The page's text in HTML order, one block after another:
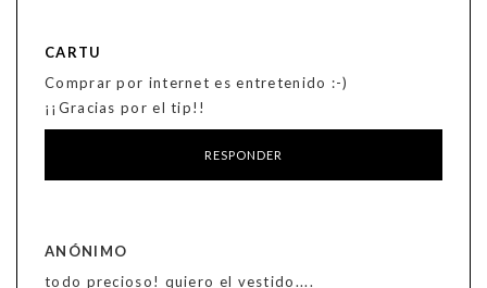
CARTU
Comprar por internet es entretenido :-)
¡¡Gracias por el tip!!
RESPONDER
ANÓNIMO
todo precioso! quiero el vestido....